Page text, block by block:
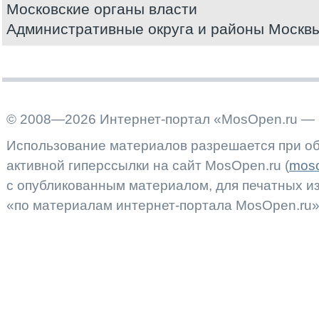
Московские органы власти
Административные округа и районы
© 2008—2026 Интернет-портал «MosOpen.ru —
Использование материалов разрешается при
активной гиперссылки на сайт MosOpen.ru (
с опубликованным материалом, для печатных
«по материалам интернет-портала